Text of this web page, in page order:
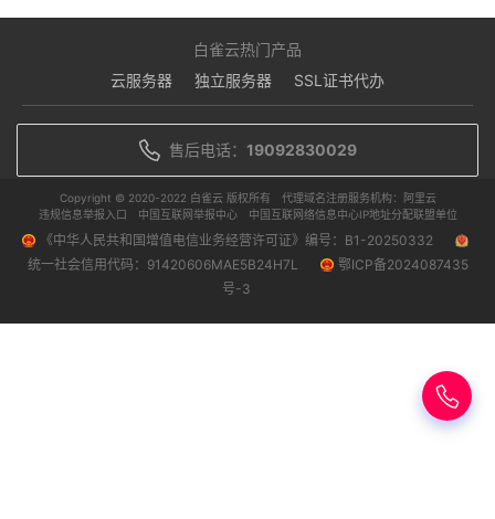
白雀云热门产品
云服务器
独立服务器 SSL证书代办
售后电话： 19092830029
Copyright © 2020-2022 白雀云 版权所有
代理域名注册服务机构：阿里云
违规信息举报入口
中国互联网举报中心 中国互联网络信息中心IP地址分配联盟单位
《中华人民共和国增值电信业务经营许可证》编号：B1-20250332
统一社会信用代码：91420606MAE5B24H7L
鄂ICP备2024087435
号-3